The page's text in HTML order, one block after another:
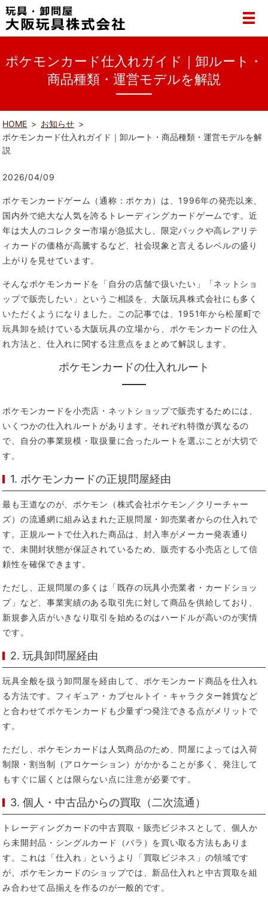
ポケモンカード仕入れガイド｜卸ルート・
商品種類・運営モデルを解説
HOME
お知らせ
ポケモンカード仕入れガイド｜卸ルート・商品種類・運営モデルを解
説
2026/04/09
ポケモンカードゲーム（通称：ポケカ）は、1996年の発売以来、
国内外で絶大な人気を誇るトレーディングカードゲームです。近
年は大人のコレクター市場が急拡大し、限定パックや高レアリテ
ィカードの価格が高騰するなど、社会現象と言えるレベルの盛り
上がりを見せています。
そんなポケモンカードを「自分の店舗で扱いたい」「ネットショ
ップで販売したい」というご相談を、大阪玩具株式会社にも多く
いただくようになりました。この記事では、1951年から松屋町で
玩具卸を続けている大阪玩具の立場から、ポケモンカードの仕入
れ方法と、仕入れに関する注意点をまとめて解説します。
ポケモンカードの仕入れルート
ポケモンカードを小売店・ネットショップで販売するためには、
いくつかの仕入れルートがあります。それぞれ特徴が異なるの
で、自分の事業規模・取扱量に合ったルートを選ぶことが大切で
す。
1. ポケモンカードの正規問屋経由
最も王道なのが、ポケモン（株式会社ポケモン／クリーチャー
ズ）の流通網に組み込まれた正規問屋・卸売業者からの仕入れで
す。正規ルートで仕入れた商品は、封入率がメーカー発表通り
で、未開封状態が保証されているため、販売する小売店として信
頼性を確保できます。
ただし、正規問屋の多くは「既存の玩具小売業者・カードショッ
プ」など、事業実績のある取引先に対して商品を供給しており、
新規参入店がいきなり取引を始めるのはハードルが高いのが実情
です。
2. 玩具卸問屋経由
玩具全般を扱う卸問屋を経由して、ポケモンカード商品を仕入れ
る方法です。フィギュア・カプセルトイ・キャラクター雑貨など
と合わせてポケモンカードも少量ずつ発注できる点がメリットで
す。
ただし、ポケモンカードは人気商品のため、問屋によっては入荷
制限・割当制（アロケーション）がかかることが多く、発注して
もすぐに届くとは限らない点に注意が必要です。
3. 個人・中古品からの買取（二次流通）
トレーディングカードの中古買取・販売ビジネスとして、個人か
ら未開封品・シングルカード（バラ）を買い取る方法もありま
す。これは「仕入れ」というより「買取ビジネス」の領域です
が、ポケモンカードのショップでは、新品仕入れと中古買取を組
み合わせて品揃えを作るのが一般的です。